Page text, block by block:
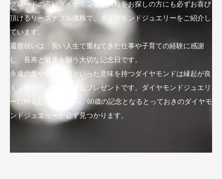
グレードの高いダイヤモンドや大粒をお探しの方にも必ずお喜び
頂けるリーズナブル価格で、ダイヤモンドジュエリーをご紹介し
ています。
還暦祝いは、長い人生で重ねてきた仕事や子育ての経験に感謝
し、長寿と健康を願う大切な記念日です。
永遠の愛や絆、不屈といった意味を持つダイヤモンドは縁起が良
く、還暦祝いにも最適なプレゼントです。ダイヤモンドジュエリ
ーに特化したLuxyなら、60歳の記念となるとっておきのダイヤモ
ンドジュエリーが必ず見つかります。